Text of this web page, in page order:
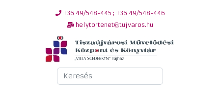
+36 49/548-445 ; +36 49/548-446
helytortenet@tujvaros.hu
Keresés